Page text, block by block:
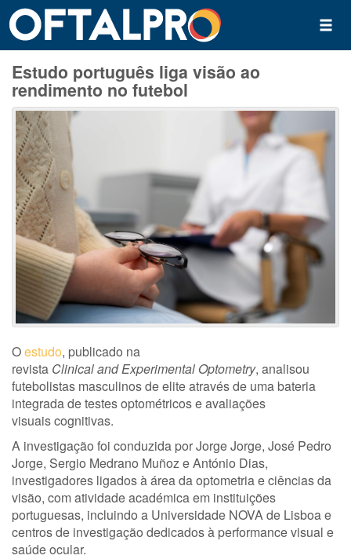
Estudo português liga visão ao
rendimento no futebol
Oestudo, publicado na
revista Clinical and Experimental Optometry, analisou
futebolistas masculinos de elite através de uma bateria
integrada de testes optométricos e avaliações
visuais cognitivas.
A investigação foi conduzida por Jorge Jorge, José Pedro
Jorge, Sergio Medrano Muñoz e António Dias,
investigadores ligados à área da optometria e ciências da
visão, com atividade académica em instituições
portuguesas, incluindo a Universidade NOVA de Lisboa e
centros de investigação dedicados à performance visual e
saúde ocular.